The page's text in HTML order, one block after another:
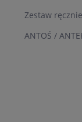
Zestaw
ANTOŚ /